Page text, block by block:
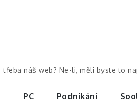
náš web? Ne-li, měli byste to
PC Podnikání